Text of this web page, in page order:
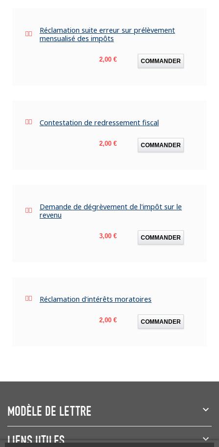
Réclamation suite erreur sur prélèvement
mensualisé des impôts
Prix
2,00 € COMMANDER
Contestation de redressement fiscal
Prix
2,00 € COMMANDER
Demande de dégrèvement de l'impôt sur le
revenu
Prix
3,00 € COMMANDER
Réclamation d'intérêts moratoires
Prix
2,00 € COMMANDER
MODÈLE DE LETTRE
LIENS UTILES